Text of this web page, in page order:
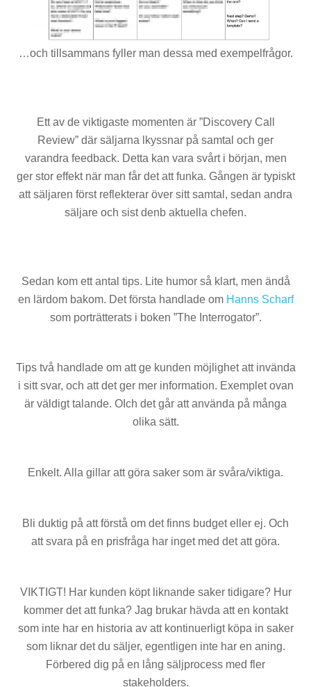
…och tillsammans fyller man dessa med exempelfrågor.
Ett av de viktigaste momenten är ”Discovery Call
Review” där säljarna lkyssnar på samtal och ger
varandra feedback. Detta kan vara svårt i början, men
ger stor effekt när man får det att funka. Gången är typiskt
att säljaren först reflekterar över sitt samtal, sedan andra
säljare och sist denb aktuella chefen.
Sedan kom ett antal tips. Lite humor så klart, men ändå
en lärdom bakom. Det första handlade om Hanns Scharf
som porträtterats i boken ”The Interrogator”.
Tips två handlade om att ge kunden möjlighet att invända
i sitt svar, och att det ger mer information. Exemplet ovan
är väldigt talande. OIch det går att använda på många
olika sätt.
Enkelt. Alla gillar att göra saker som är svåra/viktiga.
Bli duktig på att förstå om det finns budget eller ej. Och
att svara på en prisfråga har inget med det att göra.
VIKTIGT! Har kunden köpt liknande saker tidigare? Hur
kommer det att funka? Jag brukar hävda att en kontakt
som inte har en historia av att kontinuerligt köpa in saker
som liknar det du säljer, egentligen inte har en aning.
Förbered dig på en lång säljprocess med fler
stakeholders.